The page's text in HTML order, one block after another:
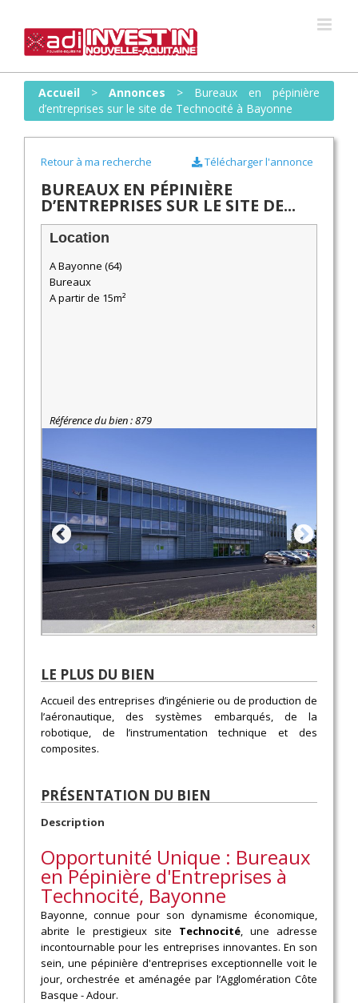
content
Accueil > Annonces > Bureaux en pépinière
d’entreprises sur le site de Technocité à Bayonne
Retour à ma recherche
BUREAUX EN PÉPINIÈRE
D’ENTREPRISES SUR LE SITE DE...
Télécharger l'annonce
Location
A Bayonne (64)
Bureaux
A partir de 15m²
Référence du bien : 879
LE PLUS DU BIEN
Accueil des entreprises d’ingénierie ou de production de
l’aéronautique, des systèmes embarqués, de la
robotique, de l’instrumentation technique et des
composites.
PRÉSENTATION DU BIEN
Description
Opportunité Unique : Bureaux
en Pépinière d'Entreprises à
Technocité, Bayonne
Bayonne, connue pour son dynamisme économique,
abrite le prestigieux site Technocité, une adresse
incontournable pour les entreprises innovantes. En son
sein, une pépinière d'entreprises exceptionnelle voit le
jour, orchestrée et aménagée par l’Agglomération Côte
Basque - Adour.